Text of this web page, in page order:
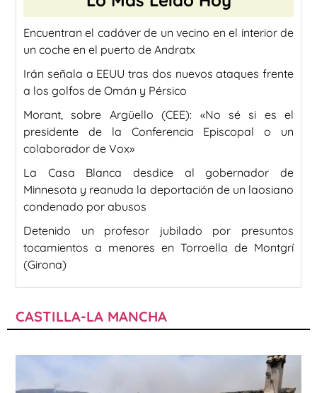
Encuentran el cadáver de un vecino en el interior de
un coche en el puerto de Andratx
Irán señala a EEUU tras dos nuevos ataques frente
a los golfos de Omán y Pérsico
Morant, sobre Argüello (CEE): «No sé si es el
presidente de la Conferencia Episcopal o un
colaborador de Vox»
La Casa Blanca desdice al gobernador de
Minnesota y reanuda la deportación de un laosiano
condenado por abusos
Detenido un profesor jubilado por presuntos
tocamientos a menores en Torroella de Montgrí
(Girona)
CASTILLA-LA MANCHA